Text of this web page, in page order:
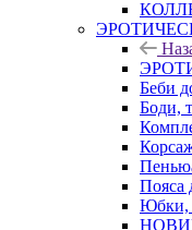
Беби
Боди,
Пояса
Юбки,